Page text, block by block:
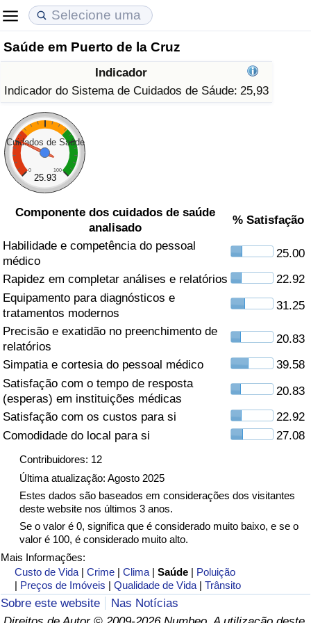
Saúde em Puerto de la Cruz
Indicador
Indicador do Sistema de Cuidados de Sáude: 25,93
Cuidados de Saúde
0 100
25.93
Componente dos cuidados de saúde
analisado
% Satisfação
Habilidade e competência do pessoal
médico
25.00
Rapidez em completar análises e relatórios
22.92
Equipamento para diagnósticos e
tratamentos modernos
31.25
Precisão e exatidão no preenchimento de
relatórios
20.83
Simpatia e cortesia do pessoal médico
39.58
Satisfação com o tempo de resposta
(esperas) em instituições médicas
20.83
Satisfação com os custos para si
22.92
Comodidade do local para si
27.08
Contribuidores: 12
Última atualização: Agosto 2025
Estes dados são baseados em considerações dos visitantes
deste website nos últimos 3 anos.
Se o valor é 0, significa que é considerado muito baixo, e se o
valor é 100, é considerado muito alto.
Mais Informações:
Custo de Vida |Crime |Clima |Saúde | Poluição
| Preços de Imóveis |Qualidade de Vida |Trânsito
Sobre este website
Nas Notícias
Custo de Vida
Indicador de Custo de Vida (Atual)
Indicador de Custo de Vida
Indicador de Custo de Vida Por País
em Aqaba
Preços de Imóveis
Indicador de Preços de Imóveis (Atual)
Indicador de Preços de Imóveis
Indicador de Preços de Imóveis por País
Qualidade de Vida
Indicador de Qualidade de Vida
Indicador de Qualidade de Vida (Atual)
Índice de qualidade de vida por país
Crime
Taxa do Indicador de Crime (Atual)
Indicador de Crime
Índice de criminalidade por país
Saúde
Indicador de Saúde (Atual)
Indicador de Saúde
Indicador de Saúde por País
Poluição
Indicador de Poluição (Atual)
Índice de poluição
Indicador de Poluição por País
Trânsito